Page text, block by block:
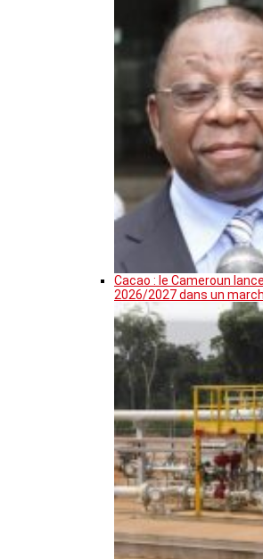
Cacao : le Cameroun
2026/2027 dans un